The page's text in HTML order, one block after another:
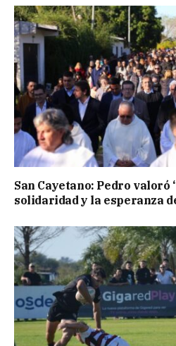
San Cayetano: Pedro valoró
solidaridad y la esperanza